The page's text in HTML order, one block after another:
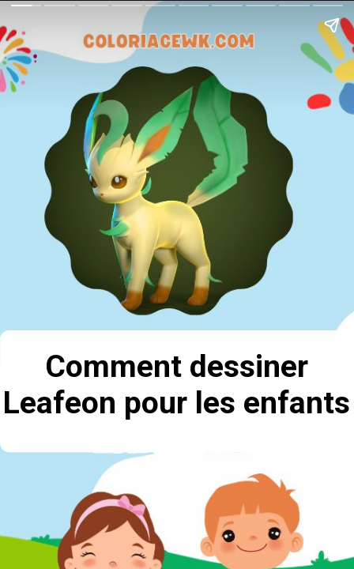
Comment dessiner
Leafeon pour les enfants